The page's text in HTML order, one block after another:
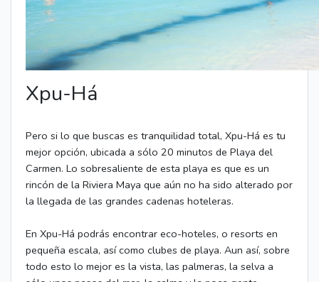
Xpu-Há
Pero si lo que buscas es tranquilidad total, Xpu-Há es tu
mejor opción, ubicada a sólo 20 minutos de Playa del
Carmen. Lo sobresaliente de esta playa es que es un
rincón de la Riviera Maya que aún no ha sido alterado por
la llegada de las grandes cadenas hoteleras.
En Xpu-Há podrás encontrar eco-hoteles, o resorts en
pequeña escala, así como clubes de playa. Aun así, sobre
todo esto lo mejor es la vista, las palmeras, la selva a